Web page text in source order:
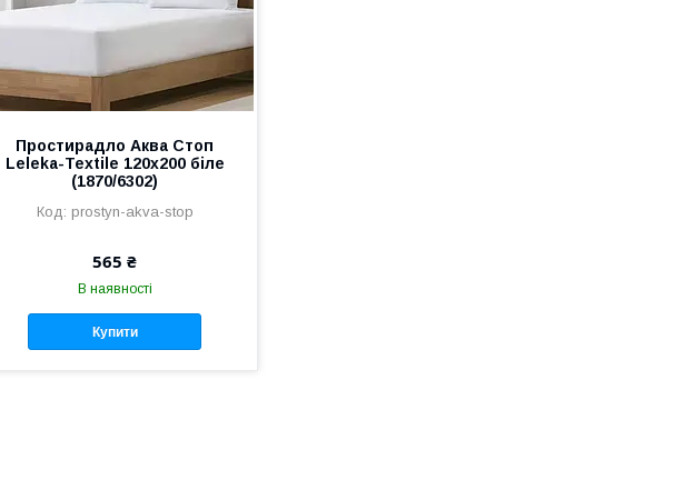
Простирадло Аква Стоп
Leleka-Textile 120х200 біле
(1870/6302)
prostyn-akva-stop
565 ₴
В наявності
Купити